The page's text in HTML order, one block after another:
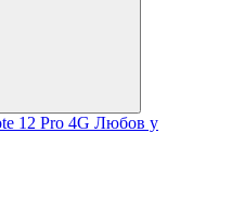
12 Pro 4G Любов у